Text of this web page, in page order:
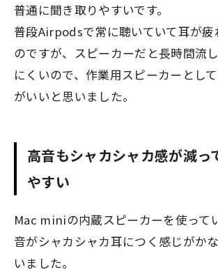
普通に聞き取りやすいです。
普段Airpodsで常に聴いていて耳が疲
のですが、スピーカーだと長時間流
にくいので、作業用スピーカーとし
がいいと思いました。
高音もシャカシャカ感が減っ
やすい
Mac miniの内蔵スピーカーを使って
音がシャカシャカ耳につく感じがか
いました。